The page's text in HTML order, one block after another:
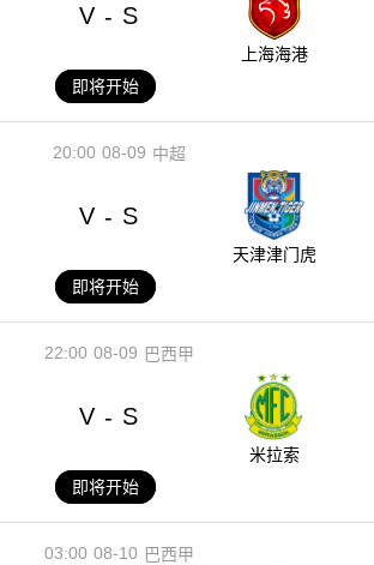
V - S
上海海港
即将开始
08-09
20:00 中超
V - S
天津津门虎
即将开始
08-09
22:00 巴西甲
V - S
米拉索
即将开始
08-10
03:00 巴西甲